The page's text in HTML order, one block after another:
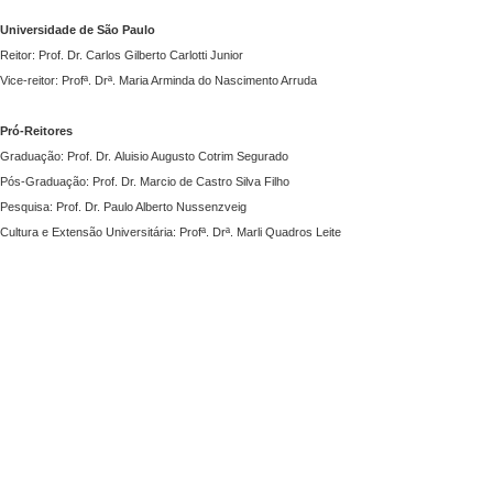
Universidade de São Paulo
Reitor: Prof. Dr. Carlos Gilberto Carlotti Junior
Vice-reitor: Profª. Drª. Maria Arminda do Nascimento Arruda
Pró-Reitores
Graduação: Prof. Dr. Aluisio Augusto Cotrim Segurado
Pós-Graduação: Prof. Dr. Marcio de Castro Silva Filho
Pesquisa: Prof. Dr. Paulo Alberto Nussenzveig
Cultura e Extensão Universitária: Profª. Drª. Marli Quadros Leite